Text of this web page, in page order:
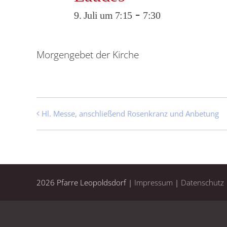
9. Juli um 7:15- 7:30
Morgengebet der Kirche
Hl. Messe, anschließend Rosenkranz und Anbetung
2026 Pfarre Leopoldsdorf | Impressum | Datenschutz